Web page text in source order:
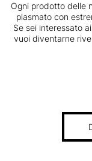
Ogni prodotto delle
plasmato con
Se sei interessato
vuoi diventarne